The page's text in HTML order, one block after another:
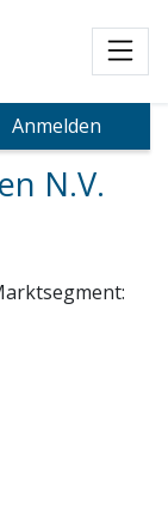
Anmelden
N.V.